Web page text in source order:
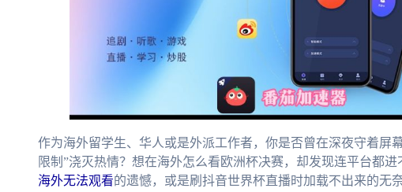
作为海外留学生、华人或是外派工作者，你是否曾在深夜守着屏
限制”浇灭热情？想在海外怎么看欧洲杯决赛，却发现连平台都进
海外无法观看的遗憾，或是刷抖音世界杯直播时加载不出来的